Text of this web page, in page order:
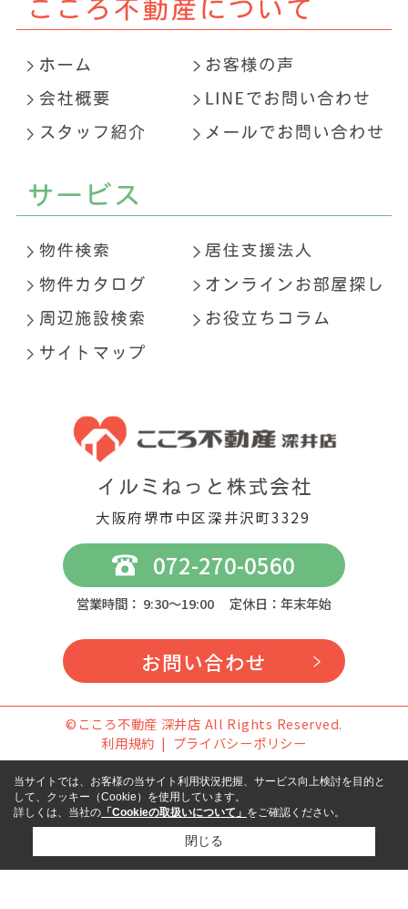
大阪府堺市中区深井沢町3329
072-270-0560
営業時間： 9:30～19:00 定休日：年末年始
お問い合わせ
©こころ不動産 深井店 All Rights Reserved.
利用規約
プライバシーポリシー
当サイトでは、お客様の当サイト利用状況把握、サービス向上検討を目的と
して、クッキー（Cookie）を使用しています。
詳しくは、当社の 「Cookieの取扱いについて」 をご確認ください。
閉じる